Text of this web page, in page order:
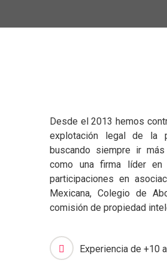
Desde el 2013 hemos
explotación legal de la
buscando siempre ir
como una firma líder
participaciones en
Mexicana, Colegio de
comisión de propiedad
Experiencia de +10